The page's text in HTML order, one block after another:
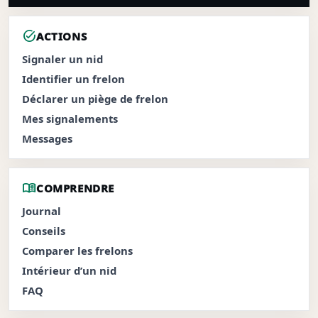
task_altACTIONS
Signaler un nid
Identifier un frelon
Déclarer un piège de frelon
Mes signalements
Messages
menu_bookCOMPRENDRE
Journal
Conseils
Comparer les frelons
Intérieur d’un nid
FAQ